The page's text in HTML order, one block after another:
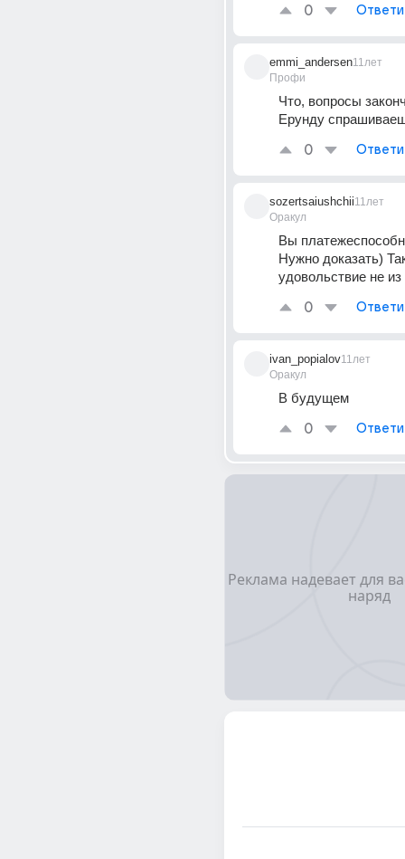
0
emmi_andersen
Профи
11лет
Что, вопросы
Ерунду
0
sozertsaiushchii
Оракул
11лет
Вы
Нужно доказать)
удовольствие не
0
ivan_popialov
Оракул
11лет
В будущем
0